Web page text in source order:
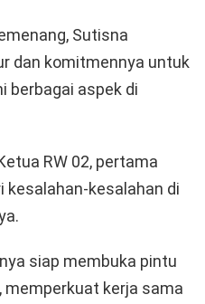
Sutisna
dan komitmennya untuk
berbagai aspek di
RW 02, pertama
kesalahan-kesalahan di
siap membuka pintu
memperkuat kerja sama